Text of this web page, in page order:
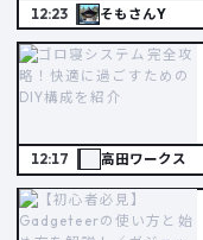
12:23 そもさんY
12:17 高田ワークス